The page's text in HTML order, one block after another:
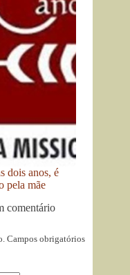
dois anos, é
pela mãe
comentário
Campos obrigatórios